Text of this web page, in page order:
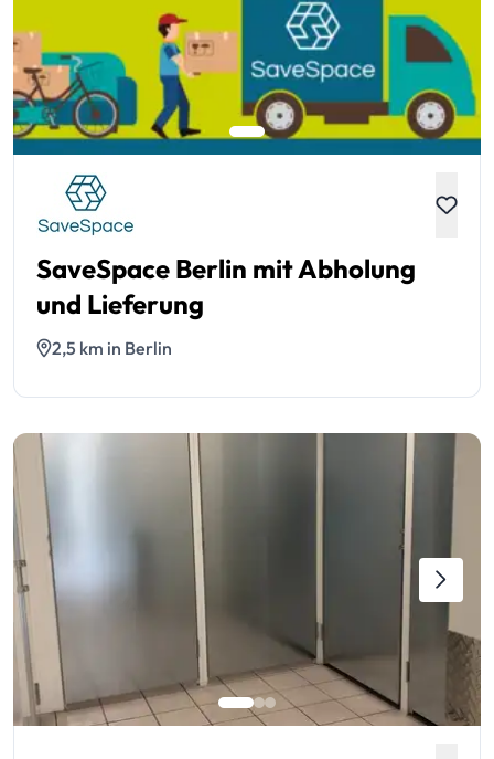
SaveSpace Berlin mit Abholung
und Lieferung
2,5 km in Berlin